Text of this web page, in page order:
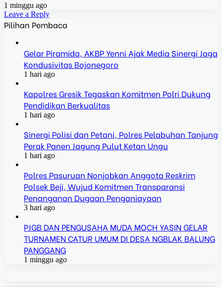
1 minggu ago
Leave a Reply
Pilihan Pembaca
Gelar Piramida, AKBP Yenni Ajak Media Sinergi Jaga
Kondusivitas Bojonegoro
1 hari ago
Kapolres Gresik Tegaskan Komitmen Polri Dukung
Pendidikan Berkualitas
1 hari ago
Sinergi Polisi dan Petani, Polres Pelabuhan Tanjung
Perak Panen Jagung Pulut Ketan Ungu
1 hari ago
Polres Pasuruan Nonjobkan Anggota Reskrim
Polsek Beji, Wujud Komitmen Transparansi
Penanganan Dugaan Penganiayaan
3 hari ago
PJGB DAN PENGUSAHA MUDA MOCH YASIN GELAR
TURNAMEN CATUR UMUM DI DESA NGBLAK BALUNG
PANGGANG
1 minggu ago